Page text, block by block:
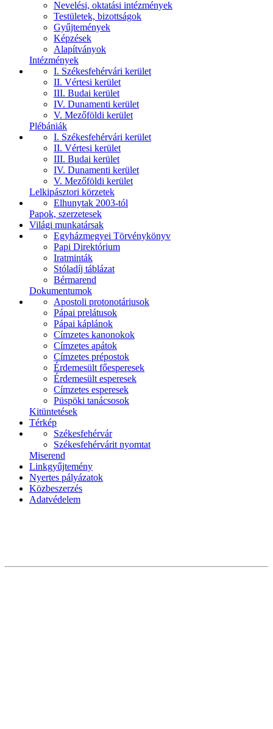
Nevelési, oktatási intézmények
Testületek, bizottságok
Gyűjtemények
Képzések
Alapítványok
Intézmények
I. Székesfehérvári kerület
II. Vértesi kerület
III. Budai kerület
IV. Dunamenti kerület
V. Mezőföldi kerület
Plébániák
I. Székesfehérvári kerület
II. Vértesi kerület
III. Budai kerület
IV. Dunamenti kerület
V. Mezőföldi kerület
Lelkipásztori körzetek
Elhunytak 2003-tól
Papok, szerzetesek
Világi munkatársak
Egyházmegyei Törvénykönyv
Papi Direktórium
Iratminták
Stóladíj táblázat
Bérmarend
Dokumentumok
Apostoli protonotáriusok
Pápai prelátusok
Pápai káplánok
Címzetes kanonokok
Címzetes apátok
Címzetes prépostok
Érdemesült főesperesek
Érdemesült esperesek
Címzetes esperesek
Püspöki tanácsosok
Kitüntetések
Térkép
Székesfehérvár
Székesfehérvárit nyomtat
Miserend
Linkgyűjtemény
Nyertes pályázatok
Közbeszerzés
Adatvédelem